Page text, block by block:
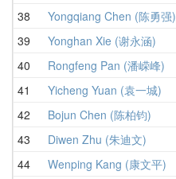
38 Yongqiang Chen (陈勇强)
39 Yonghan Xie (谢永涵)
40 Rongfeng Pan (潘嵘峰)
41 Yicheng Yuan (袁一城)
42 Bojun Chen (陈柏钧)
43 Diwen Zhu (朱迪文)
44 Wenping Kang (康文平)